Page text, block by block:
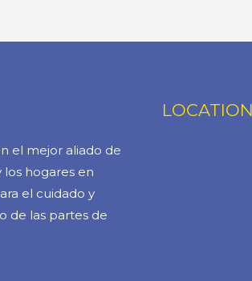
el mejor aliado de
los hogares en
el cuidado y
de las partes de
LOCATION